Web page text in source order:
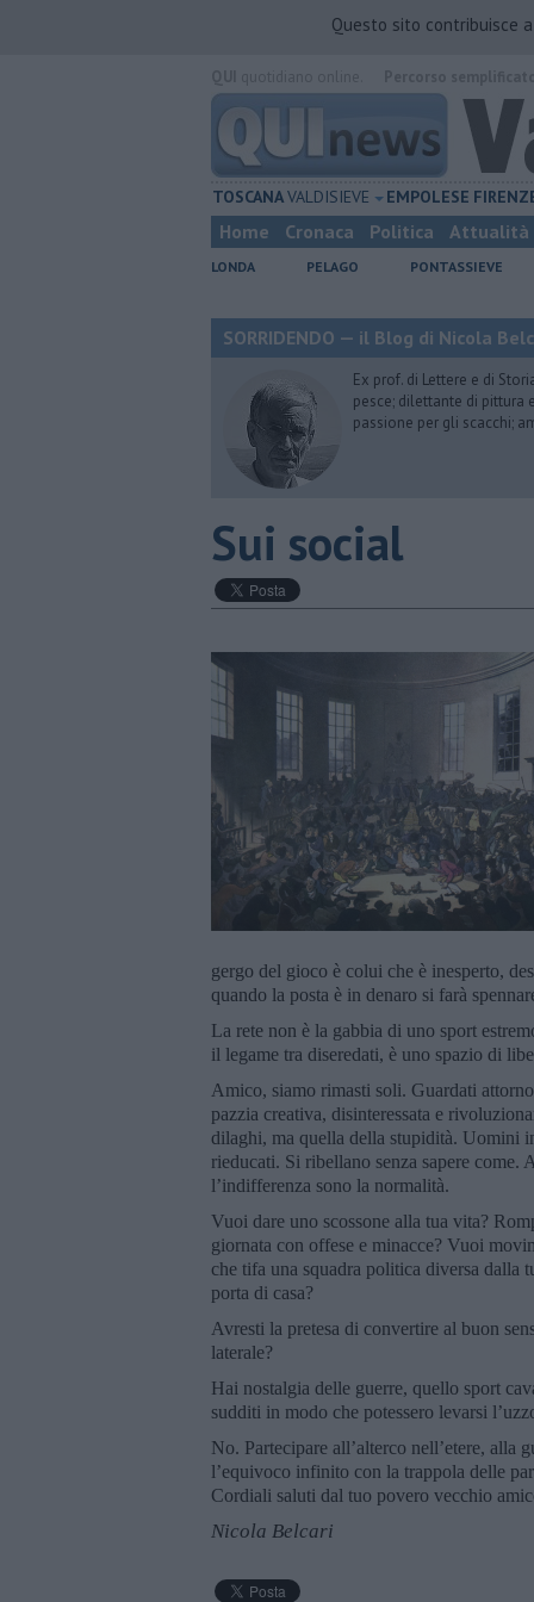
Questo sito contribuisce
TOSCANAVALDISIEVE EMPOLESE
Home Cronaca Politica Attualità
LONDA PELAGO PONTASSIEVE
SORRIDENDO — il Blog di Nicola
Ex prof. di Lettere e di
pesce; dilettante di pittura
passione per gli scacchi;
Sui social
gergo del gioco è colui che è inesperto,
quando la posta è in denaro si farà
La rete non è la gabbia di uno sport
il legame tra diseredati, è uno spazio di
Amico, siamo rimasti soli. Guardati
pazzia creativa, disinteressata e
dilaghi, ma quella della stupidità. Uomini
rieducati. Si ribellano senza sapere come.
l’indifferenza sono la normalità.
Vuoi dare uno scossone alla tua vita?
giornata con offese e minacce? Vuoi
che tifa una squadra politica diversa dalla
porta di casa?
Avresti la pretesa di convertire al buon
laterale?
Hai nostalgia delle guerre, quello sport
sudditi in modo che potessero levarsi
No. Partecipare all’alterco nell’etere, alla
l’equivoco infinito con la trappola delle
Cordiali saluti dal tuo povero vecchio
Nicola Belcari